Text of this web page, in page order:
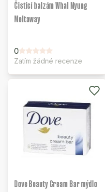
Čisticí balzám Whal Myung
Meltaway
0
Zatím žádné recenze
Dove Beauty Cream Bar mýdlo